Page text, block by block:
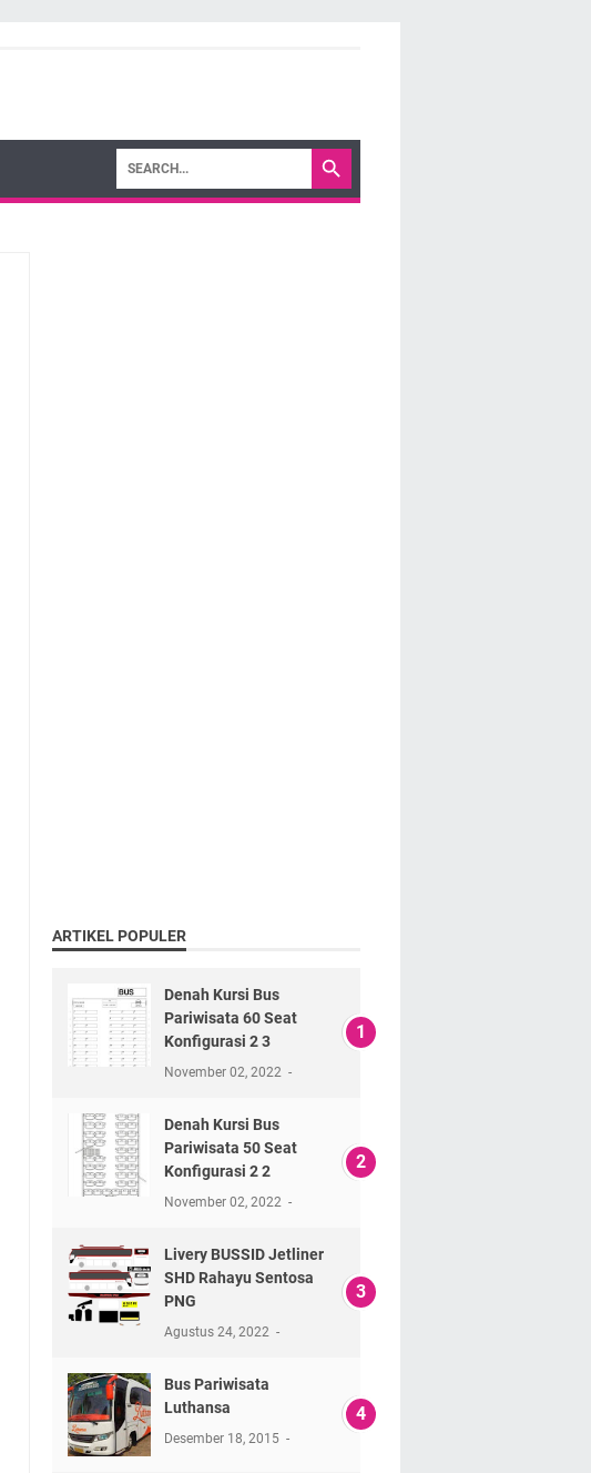
ARTIKEL POPULER
Denah Kursi Bus
Pariwisata 60 Seat
Konfigurasi 2 3
November 02, 2022
Denah Kursi Bus
Pariwisata 50 Seat
Konfigurasi 2 2
November 02, 2022
Livery BUSSID Jetliner
SHD Rahayu Sentosa
PNG
Agustus 24, 2022
Bus Pariwisata
Luthansa
Desember 18, 2015